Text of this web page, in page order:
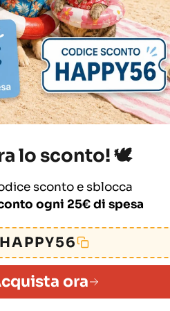
lo sconto! 🕊️
sconto e sblocca
ogni 25€ di spesa
HAPPY56
ora